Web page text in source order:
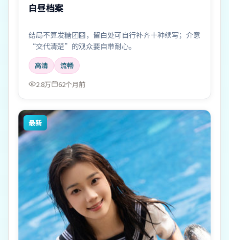
白昼档案
结局不算发糖团圆，留白处可自行补齐十种续写；介意
“交代清楚”的观众要自带耐心。
高清
流畅
2.8万
62个月前
最新